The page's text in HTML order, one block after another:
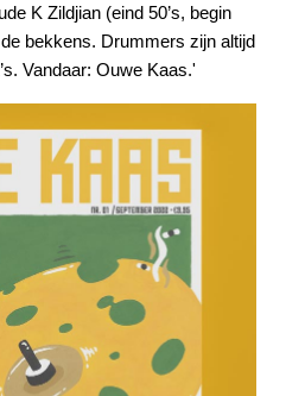
K Zildjian (eind 50’s, begin
bekkens. Drummers zijn altijd
Vandaar: Ouwe Kaas.'